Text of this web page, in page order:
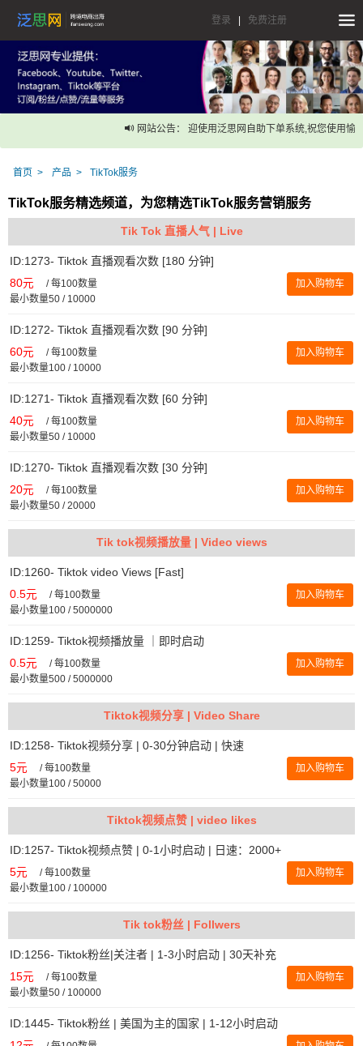
登录 免费注册
网站公告： 迎使用泛思网自助下单系统,祝您使用愉快！
首页 产品 TikTok服务
TikTok服务精选频道，为您精选TikTok服务营销服务
Tik Tok 直播人气 | Live
ID:1273- Tiktok 直播观看次数 [180 分钟]
80元 /每100数量
最小数量50 / 10000
加入购物车
ID:1272- Tiktok 直播观看次数 [90 分钟]
60元 /每100数量
最小数量100 / 10000
加入购物车
ID:1271- Tiktok 直播观看次数 [60 分钟]
40元 /每100数量
最小数量50 / 10000
加入购物车
ID:1270- Tiktok 直播观看次数 [30 分钟]
20元 /每100数量
最小数量50 / 20000
加入购物车
Tik tok视频播放量 | Video views
ID:1260- Tiktok video Views [Fast]
0.5元 /每100数量
最小数量100 / 5000000
加入购物车
ID:1259- Tiktok视频播放量 ｜即时启动
0.5元 /每100数量
最小数量500 / 5000000
加入购物车
Tiktok视频分享 | Video Share
ID:1258- Tiktok视频分享 | 0-30分钟启动 | 快速
5元 /每100数量
最小数量100 / 50000
加入购物车
Tiktok视频点赞 | video likes
ID:1257- Tiktok视频点赞 | 0-1小时启动 | 日速：2000+
5元 /每100数量
最小数量100 / 100000
加入购物车
Tik tok粉丝 | Follwers
ID:1256- Tiktok粉丝|关注者 | 1-3小时启动 | 30天补充
15元 /每100数量
最小数量50 / 100000
加入购物车
ID:1445- Tiktok粉丝 | 美国为主的国家 | 1-12小时启动